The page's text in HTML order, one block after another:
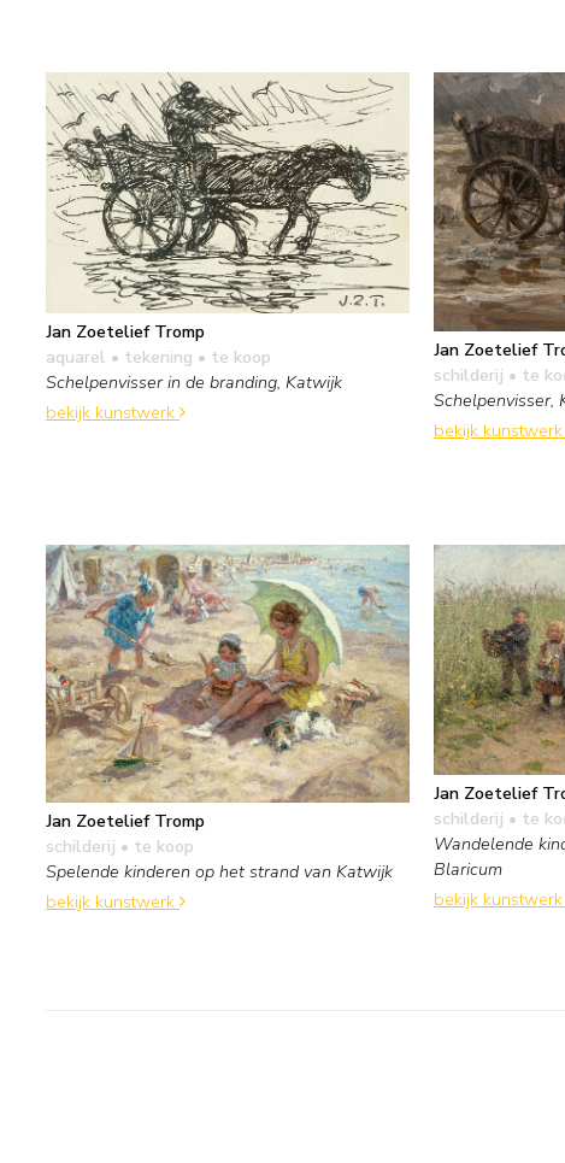
Jan Zoetelief Tromp
aquarel • tekening • te koop
Schelpenvisser in de branding, Katwijk
bekijk kunstwerk
Jan Zoetelief
schilderij • te
Schelpenvisser,
bekijk kunstwerk
Jan Zoetelief Tromp
schilderij • te koop
Spelende kinderen op het strand van Katwijk
bekijk kunstwerk
Jan Zoetelief
schilderij • te
Wandelende
Blaricum
bekijk kunstwerk